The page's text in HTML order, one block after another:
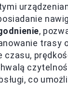
,
trasy
czasu,
co